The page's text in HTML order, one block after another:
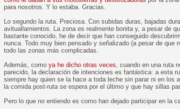
para nosotros. Y lo estaba. Gracias.
Lo segundo la ruta. Preciosa. Con subidas duras, bajadas
avituallamientos. La zona es realmente bonita y, a pesar de
bastante conocido, he de decir que han conseguido
nunca. Todo muy bien pensado y señalizado (a pesar de que
todo las zonas más complicadas.
Además, como ya he dicho otras veces, cuando en una ruta
parecido, la declaración de intenciones es fantástica: a esta
siempre hay quien se la hace a toda leche sin parar ni en los
la comida post-ruta se espera por el último y que hay sillas
Pero lo que no entiendo es como han dejado participar en la